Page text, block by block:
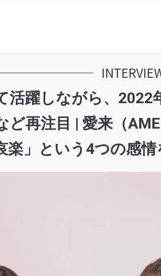
活躍しながら、
再注目 | 愛来（
楽」という4つの感